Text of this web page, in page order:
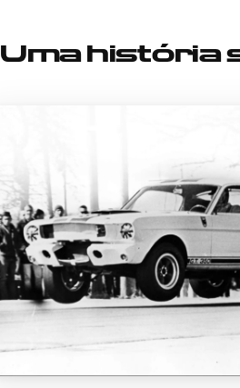
Uma história